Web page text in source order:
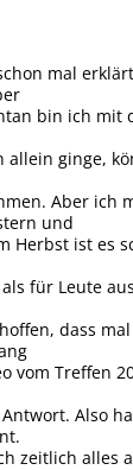
mal
bin ich mit
allein ginge,
Aber ich
und
Herbst ist es
für Leute
dass
vom Treffen
Also
zeitlich alles